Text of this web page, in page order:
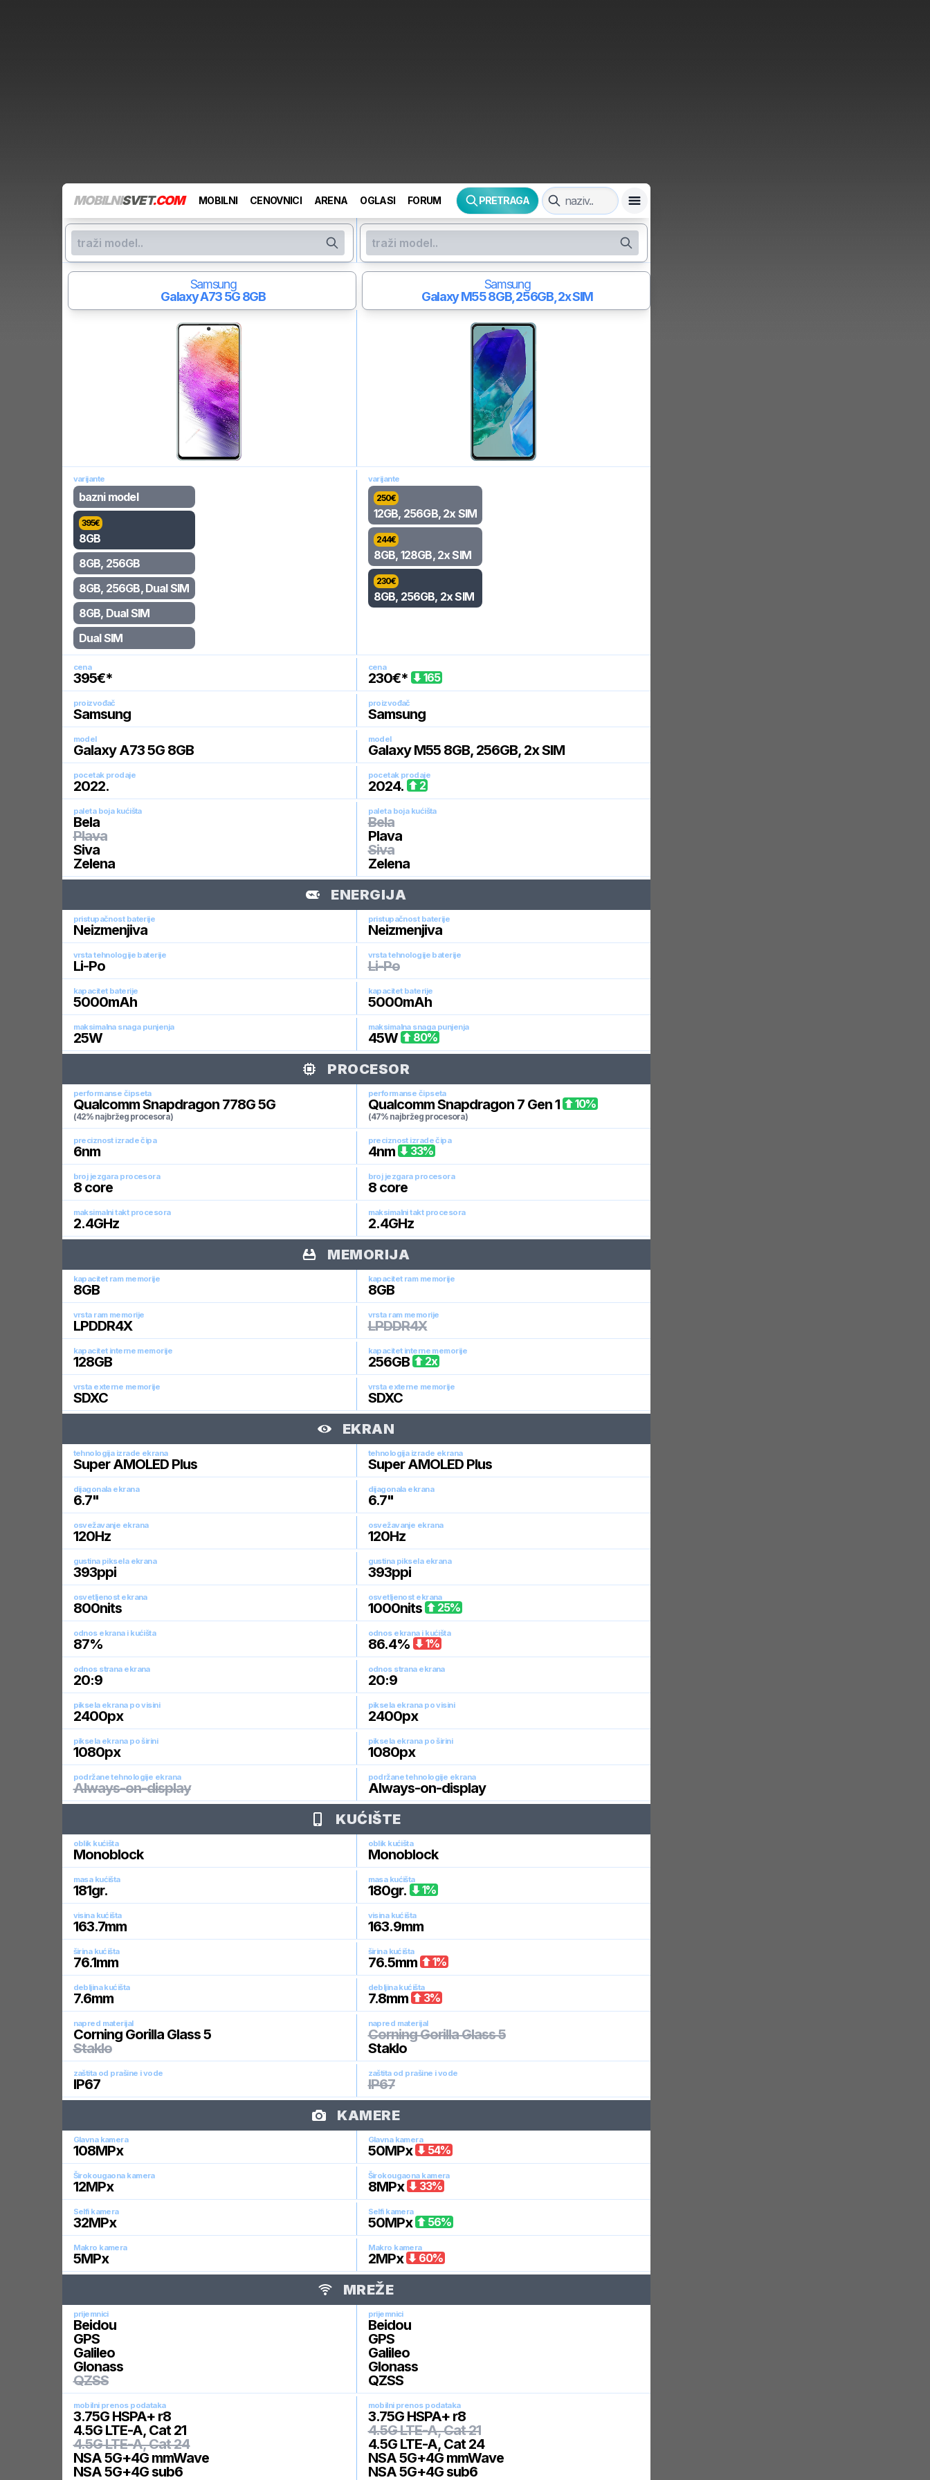
MOBILNISVET.COM MOBILNI CENOVNICI ARENA OGLASI FORUM PRETRAGA
Samsung
Galaxy A73 5G8GB
Samsung
Galaxy M558GB, 256GB, 2x SIM
varijante
bazni model
395€
8GB
8GB, 256GB
8GB, 256GB, Dual SIM
8GB, Dual SIM
Dual SIM
varijante
250€
12GB, 256GB, 2x SIM
244€
8GB, 128GB, 2x SIM
230€
8GB, 256GB, 2x SIM
cena
395€*
cena
230€* 165
proizvođač
Samsung
proizvođač
Samsung
model
Galaxy A73 5G 8GB
model
Galaxy M55 8GB, 256GB, 2x SIM
pocetak prodaje
2022.
pocetak prodaje
2024. 2
paleta boja kućišta
Bela
Plava
Siva
Zelena
paleta boja kućišta
Bela
Plava
Siva
Zelena
ENERGIJA
pristupačnost baterije
Neizmenjiva
pristupačnost baterije
Neizmenjiva
vrsta tehnologije baterije
Li-Po
vrsta tehnologije baterije
Li-Po
kapacitet baterije
5000mAh
kapacitet baterije
5000mAh
maksimalna snaga punjenja
25W
maksimalna snaga punjenja
45W 80%
PROCESOR
performanse čipseta
Qualcomm Snapdragon 778G 5G
(42% najbržeg procesora)
performanse čipseta
Qualcomm Snapdragon 7 Gen 1
(47% najbržeg procesora)
10%
preciznost izrade čipa
6nm
preciznost izrade čipa
4nm 33%
broj jezgara procesora
8core
broj jezgara procesora
8core
maksimalni takt procesora
2.4GHz
maksimalni takt procesora
2.4GHz
MEMORIJA
kapacitet ram memorije
8GB
kapacitet ram memorije
8GB
vrsta ram memorije
LPDDR4X
vrsta ram memorije
LPDDR4X
kapacitet interne memorije
128GB
kapacitet interne memorije
256GB 2x
vrsta externe memorije
SDXC
vrsta externe memorije
SDXC
EKRAN
tehnologija izrade ekrana
Super AMOLED Plus
tehnologija izrade ekrana
Super AMOLED Plus
dijagonala ekrana
6.7"
dijagonala ekrana
6.7"
osvežavanje ekrana
120Hz
osvežavanje ekrana
120Hz
gustina piksela ekrana
393ppi
gustina piksela ekrana
393ppi
osvetljenost ekrana
800nits
osvetljenost ekrana
1000nits 25%
odnos ekrana i kućišta
87%
odnos ekrana i kućišta
86.4% 1%
odnos strana ekrana
20:9
odnos strana ekrana
20:9
piksela ekrana po visini
2400px
piksela ekrana po visini
2400px
piksela ekrana po širini
1080px
piksela ekrana po širini
1080px
podržane tehnologije ekrana
Always-on-display
podržane tehnologije ekrana
Always-on-display
KUĆIŠTE
oblik kućišta
Monoblock
oblik kućišta
Monoblock
masa kućišta
181gr.
masa kućišta
180gr. 1%
visina kućišta
163.7mm
visina kućišta
163.9mm
širina kućišta
76.1mm
širina kućišta
76.5mm 1%
debljina kućišta
7.6mm
debljina kućišta
7.8mm 3%
napred materijal
Corning Gorilla Glass 5
Staklo
napred materijal
Corning Gorilla Glass 5
Staklo
zaštita od prašine i vode
IP67
zaštita od prašine i vode
IP67
KAMERE
Glavna kamera
108MPx
Glavna kamera
50MPx 54%
Širokougaona kamera
12MPx
Širokougaona kamera
8MPx 33%
Selfi kamera
32MPx
Selfi kamera
50MPx 56%
Makro kamera
5MPx
Makro kamera
2MPx 60%
MREŽE
prijemnici
Beidou
GPS
Galileo
Glonass
QZSS
prijemnici
Beidou
GPS
Galileo
Glonass
QZSS
mobilni prenos podataka
3.75G HSPA+ r8
4.5G LTE-A, Cat 21
4.5G LTE-A, Cat 24
NSA 5G+4G mmWave
NSA 5G+4G sub6
mobilni prenos podataka
3.75G HSPA+ r8
4.5G LTE-A, Cat 21
4.5G LTE-A, Cat 24
NSA 5G+4G mmWave
NSA 5G+4G sub6